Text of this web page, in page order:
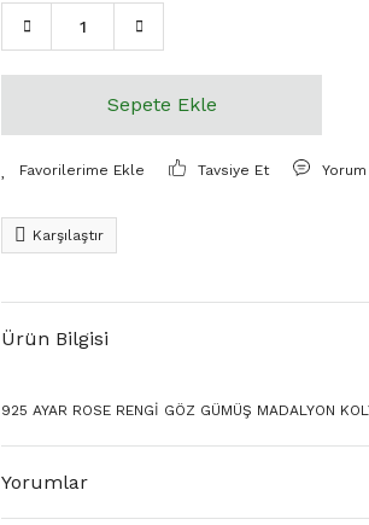
Sepete Ekle
Tavsiye Et Yorum
Karşılaştır
Ürün Bilgisi
925 AYAR ROSE RENGİ GÖZ GÜMÜŞ MADALYON
Yorumlar